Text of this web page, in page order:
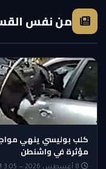
من نفس
كلب بوليسي ينهي
مؤثرة في واشنطن